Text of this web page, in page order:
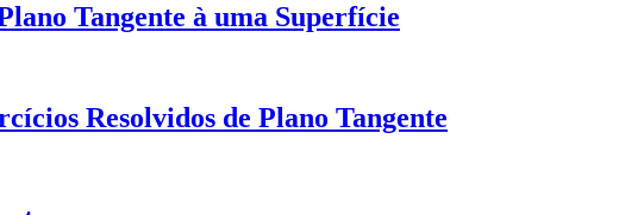
Tangente à uma Superfície
Resolvidos de Plano Tangente